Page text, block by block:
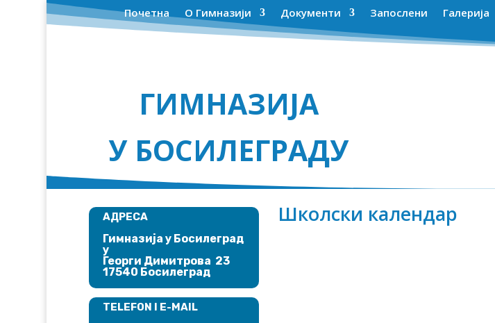
Почетна О Гимназији Документи Запослени Галерија
ГИМНАЗИЈА
У БОСИЛЕГРАДУ
АДРЕСА
Гимназија у Босилеград​
у
Георги Димитрова 23
17540 Босилеград
TELEFON I E-MAIL
Школски календар